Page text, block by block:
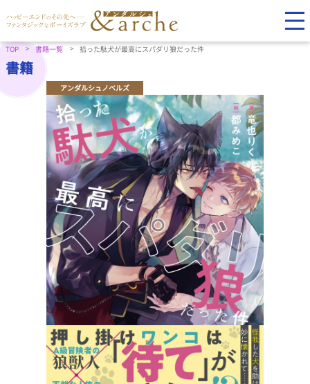
TOP 書籍一覧 拾った駄犬が最高にスパダリ狼だった件
書籍
アンダルシュノベルズ